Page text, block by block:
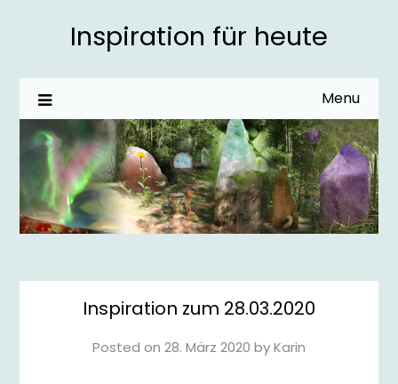
Inspiration für heute
Menu
Inspiration zum 28.03.2020
Posted on 28. März 2020 byKarin